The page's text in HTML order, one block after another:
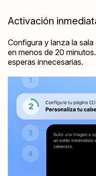
Activación
Configura y lanza la
en menos de 20
esperas innecesarias.